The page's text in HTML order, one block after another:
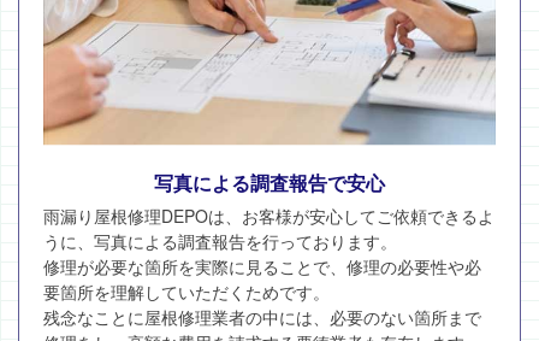
写真による調査報告で安心
雨漏り屋根修理DEPOは、お客様が安心してご依頼できるよ
うに、写真による調査報告を行っております。
修理が必要な箇所を実際に見ることで、修理の必要性や必
要箇所を理解していただくためです。
残念なことに屋根修理業者の中には、必要のない箇所まで